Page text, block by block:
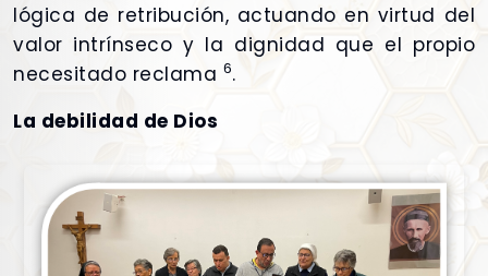
lógica de retribución, actuando en virtud del
valor intrínseco y la dignidad que el propio
necesitado reclama 6.
La debilidad de Dios